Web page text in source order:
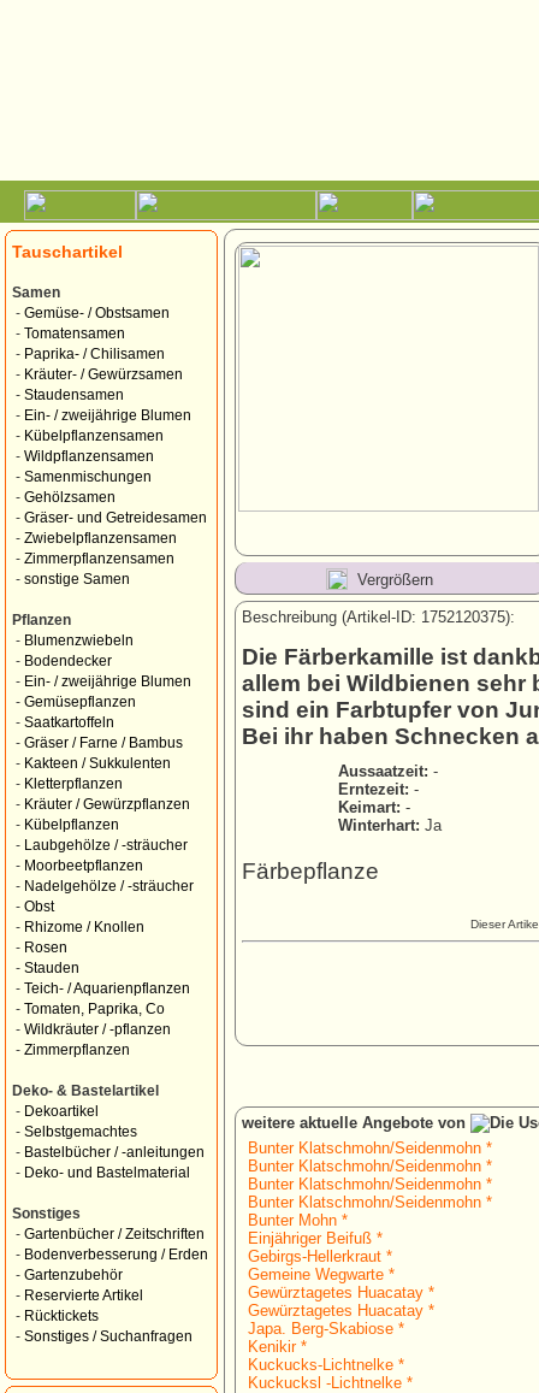
Tauschartikel
Samen
- Gemüse- / Obstsamen
- Tomatensamen
- Paprika- / Chilisamen
- Kräuter- / Gewürzsamen
- Staudensamen
- Ein- / zweijährige Blumen
- Kübelpflanzensamen
- Wildpflanzensamen
- Samenmischungen
- Gehölzsamen
- Gräser- und Getreidesamen
- Zwiebelpflanzensamen
- Zimmerpflanzensamen
- sonstige Samen
Pflanzen
- Blumenzwiebeln
- Bodendecker
- Ein- / zweijährige Blumen
- Gemüsepflanzen
- Saatkartoffeln
- Gräser / Farne / Bambus
- Kakteen / Sukkulenten
- Kletterpflanzen
- Kräuter / Gewürzpflanzen
- Kübelpflanzen
-
Laubgehölze / -sträucher
- Moorbeetpflanzen
- Nadelgehölze / -sträucher
- Obst
- Rhizome / Knollen
- Rosen
- Stauden
- Teich- / Aquarienpflanzen
- Tomaten, Paprika, Co
- Wildkräuter / -pflanzen
- Zimmerpflanzen
Deko- & Bastelartikel
- Dekoartikel
- Selbstgemachtes
- Bastelbücher / -anleitungen
- Deko- und Bastelmaterial
Sonstiges
- Gartenbücher / Zeitschriften
- Bodenverbesserung / Erden
- Gartenzubehör
- Reservierte Artikel
- Rücktickets
- Sonstiges / Suchanfragen
Vergrößern
Beschreibung (Artikel-ID: 1752120375):
Die Färberkamille ist
allem bei Wildbienen sehr
sind ein Farbtupfer von
Bei ihr haben Schnecken
Aussaatzeit: -
Erntezeit: -
Keimart: -
Winterhart: Ja
Färbepflanze
Dieser
weitere aktuelle Angebote von
Bunter Klatschmohn/Seidenmohn *
Bunter Klatschmohn/Seidenmohn *
Bunter Klatschmohn/Seidenmohn *
Bunter Klatschmohn/Seidenmohn *
Bunter Mohn *
Einjähriger Beifuß *
Gebirgs-Hellerkraut *
Gemeine Wegwarte *
Gewürztagetes Huacatay *
Gewürztagetes Huacatay *
Japa. Berg-Skabiose *
Kenikir *
Kuckucks-Lichtnelke *
Kuckucksl -Lichtnelke *